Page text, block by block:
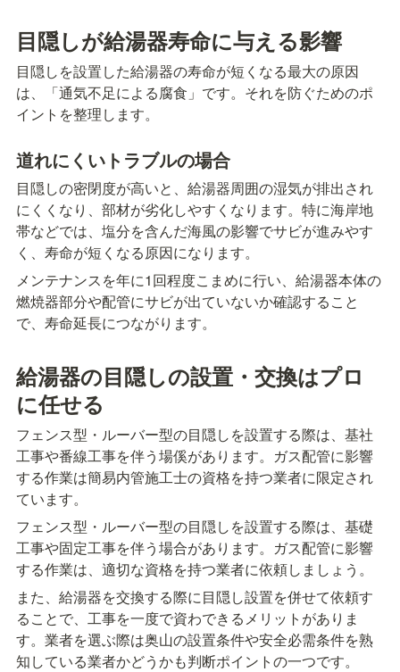
目隠しが給湯器寿命に与える影響
目隠しを設置した給湯器の寿命が短くなる最大の原因
は、「通気不足による腐食」です。それを防ぐためのポ
イントを整理します。
道れにくいトラブルの場合
目隠しの密閉度が高いと、給湯器周囲の湿気が排出され
にくくなり、部材が劣化しやすくなります。特に海岸地
帯などでは、塩分を含んだ海風の影響でサビが進みやす
く、寿命が短くなる原因になります。
メンテナンスを年に1回程度こまめに行い、給湯器本体の
燃焼器部分や配管にサビが出ていないか確認すること
で、寿命延長につながります。
給湯器の目隠しの設置・交換はプロ
に任せる
フェンス型・ルーバー型の目隠しを設置する際は、基社
工事や番線工事を伴う場傒があります。ガス配管に影響
する作業は簡易内管施工士の資格を持つ業者に限定され
ています。
フェンス型・ルーバー型の目隠しを設置する際は、基礎
工事や固定工事を伴う場合があります。ガス配管に影響
する作業は、適切な資格を持つ業者に依頼しましょう。
また、給湯器を交換する際に目隠し設置を併せて依頼す
ることで、工事を一度で資わできるメリットがありま
す。業者を選ぶ際は奥山の設置条件や安全必需条件を熟
知している業者かどうかも判断ポイントの一つです。